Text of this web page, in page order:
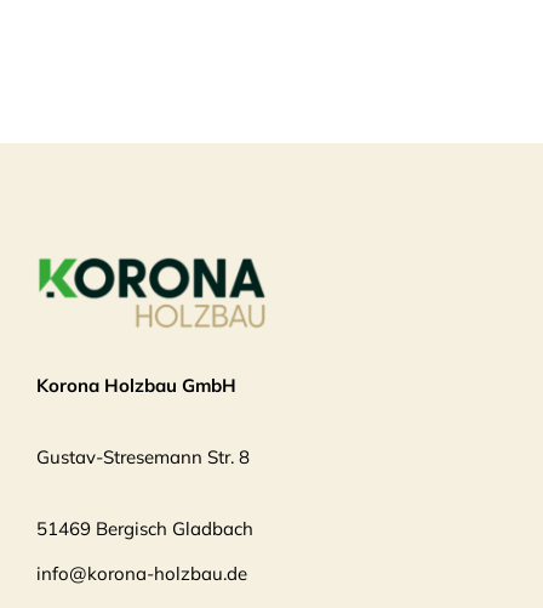
Korona Holzbau GmbH
Gustav-Stresemann Str. 8
51469 Bergisch Gladbach
info@korona-holzbau.de